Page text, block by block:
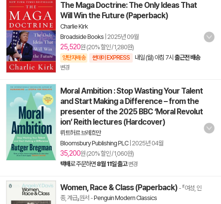
The Maga Doctrine: The Only Ideas That
Will Win the Future (Paperback)
Charlie Kirk
Broadside Books 2025년 09월
25,520원 (20% 할인 / 1,280원)
양탄자배송 썬데이 EXPRESS 내일 (월) 아침 7시 출근전 배송
변경
Moral Ambition : Stop Wasting Your Talent
and Start Making a Difference – from the
presenter of the 2025 BBC ‘Moral Revolut
ion’ Reith lectures (Hardcover)
뤼트허르 브레흐만
Bloomsbury Publishing PLC| 2025년 04월
35,200원 (20% 할인 / 1,060원)
택배로 주문하면 8월 11일 출고 변경
Women, Race & Class (Paperback) - 『여성, 인
종, 계급』원서 -Penguin Modern Classics